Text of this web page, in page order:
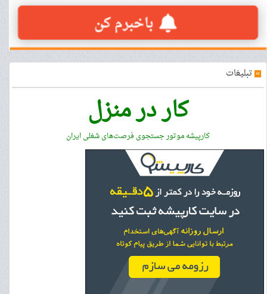
» تبلیغات
کار در منزل
کارپیشه موتور جستجوی فرصت‌های شغلی ایران